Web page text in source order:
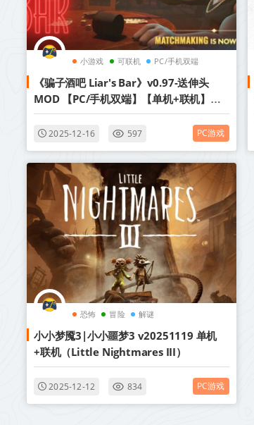
小游戏 可联机 PC/手机双端
《骗子酒吧 Liar's Bar》v0.97-送伸头
MOD 【PC/手机双端】【单机+联机】丨
中文版网盘下载
2025-12-16 597 PC游戏
恐怖 冒险 解谜
小小梦魇3|小小噩梦3 v20251119 单机
+联机（Little Nightmares III）
2025-12-12 834 PC游戏